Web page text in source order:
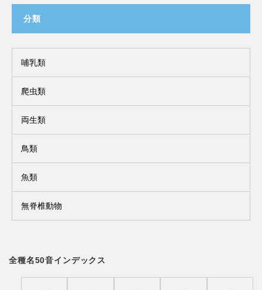
分類
哺乳類
爬虫類
両生類
鳥類
魚類
無脊椎動物
全種名50音インデックス